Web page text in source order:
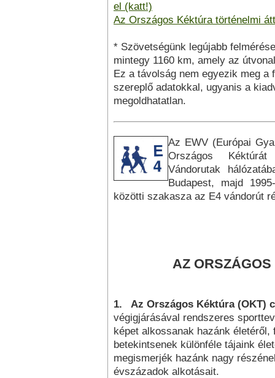
el (katt!)
Az Országos Kéktúra történelmi
* Szövetségünk legújabb
mintegy 1160 km, amely az
Ez a távolság nem egyezik meg a
szereplő adatokkal, ugyanis a
megoldhatatlan.
Az EWV (Európai
Országos Kéktúrát
Vándorutak
Budapest, majd
közötti szakasza az E4 vándorút
AZ
1. Az Országos Kéktúra (OKT)
végigjárásával rendszeres
képet alkossanak hazánk
bete­kintsenek különféle tájaink
megismerjék hazánk nagy
évszázadok alkotásait.